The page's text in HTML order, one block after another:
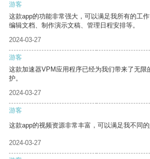
游客
这款app的功能非常强大，可以满足我所有的工
编辑文档、制作演示文稿、管理日程安排等。
2024-03-27
游客
这款加速器VPM应用程序已经为我们带来了无限
护。
2024-03-27
游客
这款app的视频资源非常丰富，可以满足我不同的
2024-03-27